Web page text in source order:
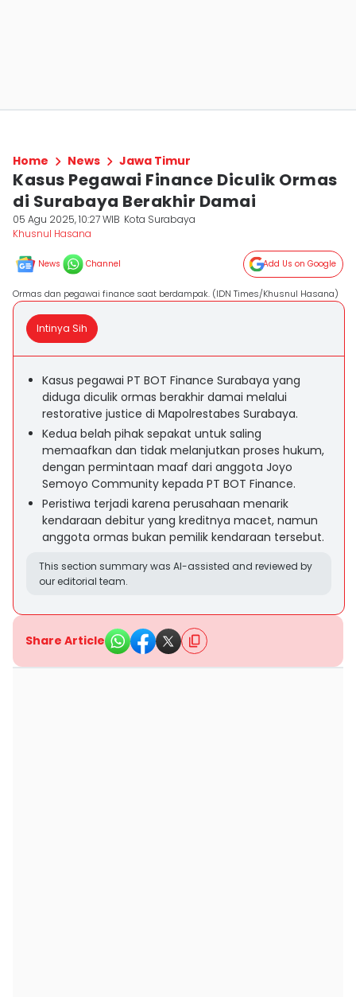
Home News Jawa Timur
Kasus Pegawai Finance Diculik Ormas
di Surabaya Berakhir Damai
05 Agu 2025, 10:27 WIB Kota Surabaya
Khusnul Hasana
News Channel Add Us on Google
Ormas dan pegawai finance saat berdampak. (IDN Times/Khusnul Hasana)
Intinya Sih
Kasus pegawai PT BOT Finance Surabaya yang
diduga diculik ormas berakhir damai melalui
restorative justice di Mapolrestabes Surabaya.
Kedua belah pihak sepakat untuk saling
memaafkan dan tidak melanjutkan proses hukum,
dengan permintaan maaf dari anggota Joyo
Semoyo Community kepada PT BOT Finance.
Peristiwa terjadi karena perusahaan menarik
kendaraan debitur yang kreditnya macet, namun
anggota ormas bukan pemilik kendaraan tersebut.
This section summary was AI-assisted and reviewed by
our editorial team.
Share Article